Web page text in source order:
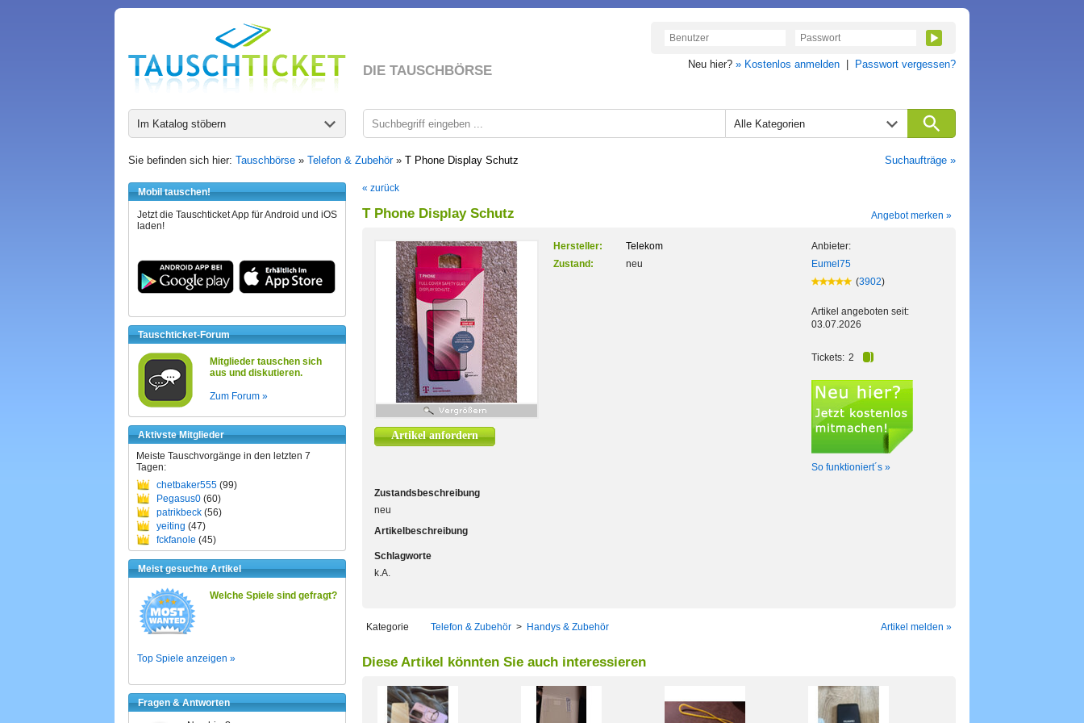
DIE TAUSCHBÖRSE Neu hier? » Kostenlos anmelden Passwort vergessen?
Im Katalog stöbern Alle Kategorien
Sie befinden sich hier: Tauschbörse » Telefon & Zubehör» T Phone Display Schutz Suchaufträge »
Mobil tauschen!
Jetzt die Tauschticket App für Android und iOS
laden!
Tauschticket-Forum
Mitglieder tauschen sich
aus und diskutieren.
Zum Forum »
Aktivste Mitglieder
Meiste Tauschvorgänge in den letzten 7
Tagen:
chetbaker555 (99)
Pegasus0 (60)
patrikbeck (56)
yeiting (47)
fckfanole (45)
Meist gesuchte Artikel
Welche Spiele sind gefragt?
Top Spiele anzeigen »
Fragen & Antworten
« zurück
T Phone Display Schutz Angebot merken »
Artikel anfordern
Hersteller:
Telekom
Zustand:
neu
Anbieter:
Eumel75
(3902)
Artikel angeboten seit:
03.07.2026
Tickets: 2
So funktioniert´s »
Zustandsbeschreibung
neu
Artikelbeschreibung
Schlagworte
k.A.
Kategorie Telefon & Zubehör > Handys & Zubehör Artikel melden »
Diese Artikel könnten Sie auch interessieren